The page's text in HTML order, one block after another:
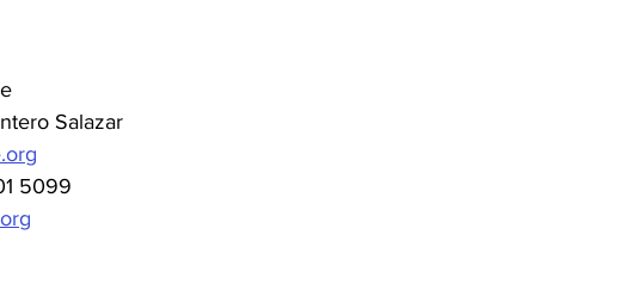
Salazar
5099